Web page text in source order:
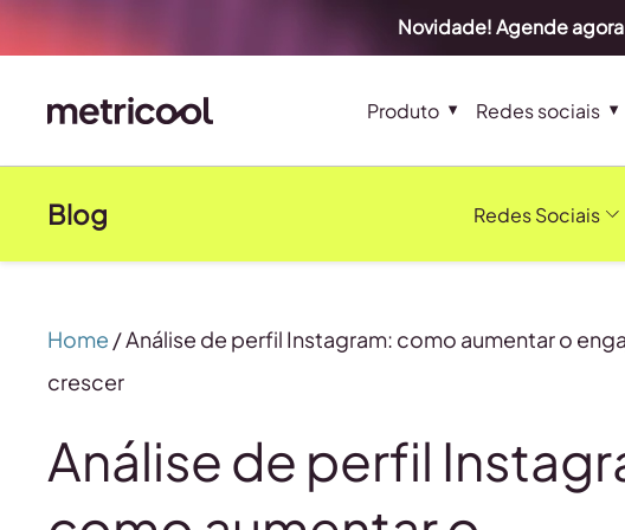
Novidade! Agende
Produto Redes sociais
Blog Redes Sociais
Home /Análise de perfil Instagram: como aumentar o
crescer
Análise de perfil